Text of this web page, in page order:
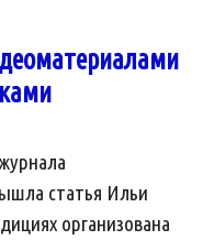
статья Ильи
организована